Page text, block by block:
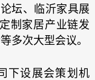
坛、临沂家具展
制家居产业链发
多次大型会议。
设展会策划机